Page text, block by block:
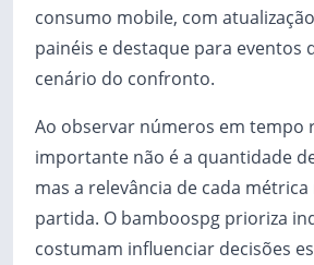
consumo mobile, com
painéis e destaque para eventos
cenário do confronto.
Ao observar números em tempo
importante não é a quantidade
mas a relevância de cada
partida. O bamboospg prioriza
costumam influenciar decisões